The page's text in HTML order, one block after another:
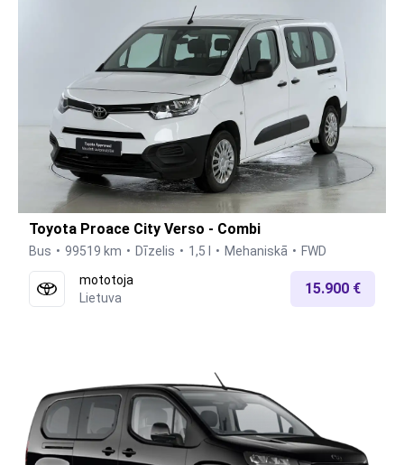
Toyota Proace City Verso - Combi
Bus 99519 km Dīzelis 1,5 l Mehaniskā
FWD
mototoja
Lietuva
15.900 €